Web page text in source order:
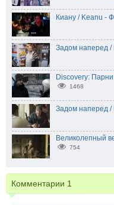
Киану / Keanu -
Задом наперед /
Discovery:
1468
Задом наперед /
Великолепный
754
Комментарии 1